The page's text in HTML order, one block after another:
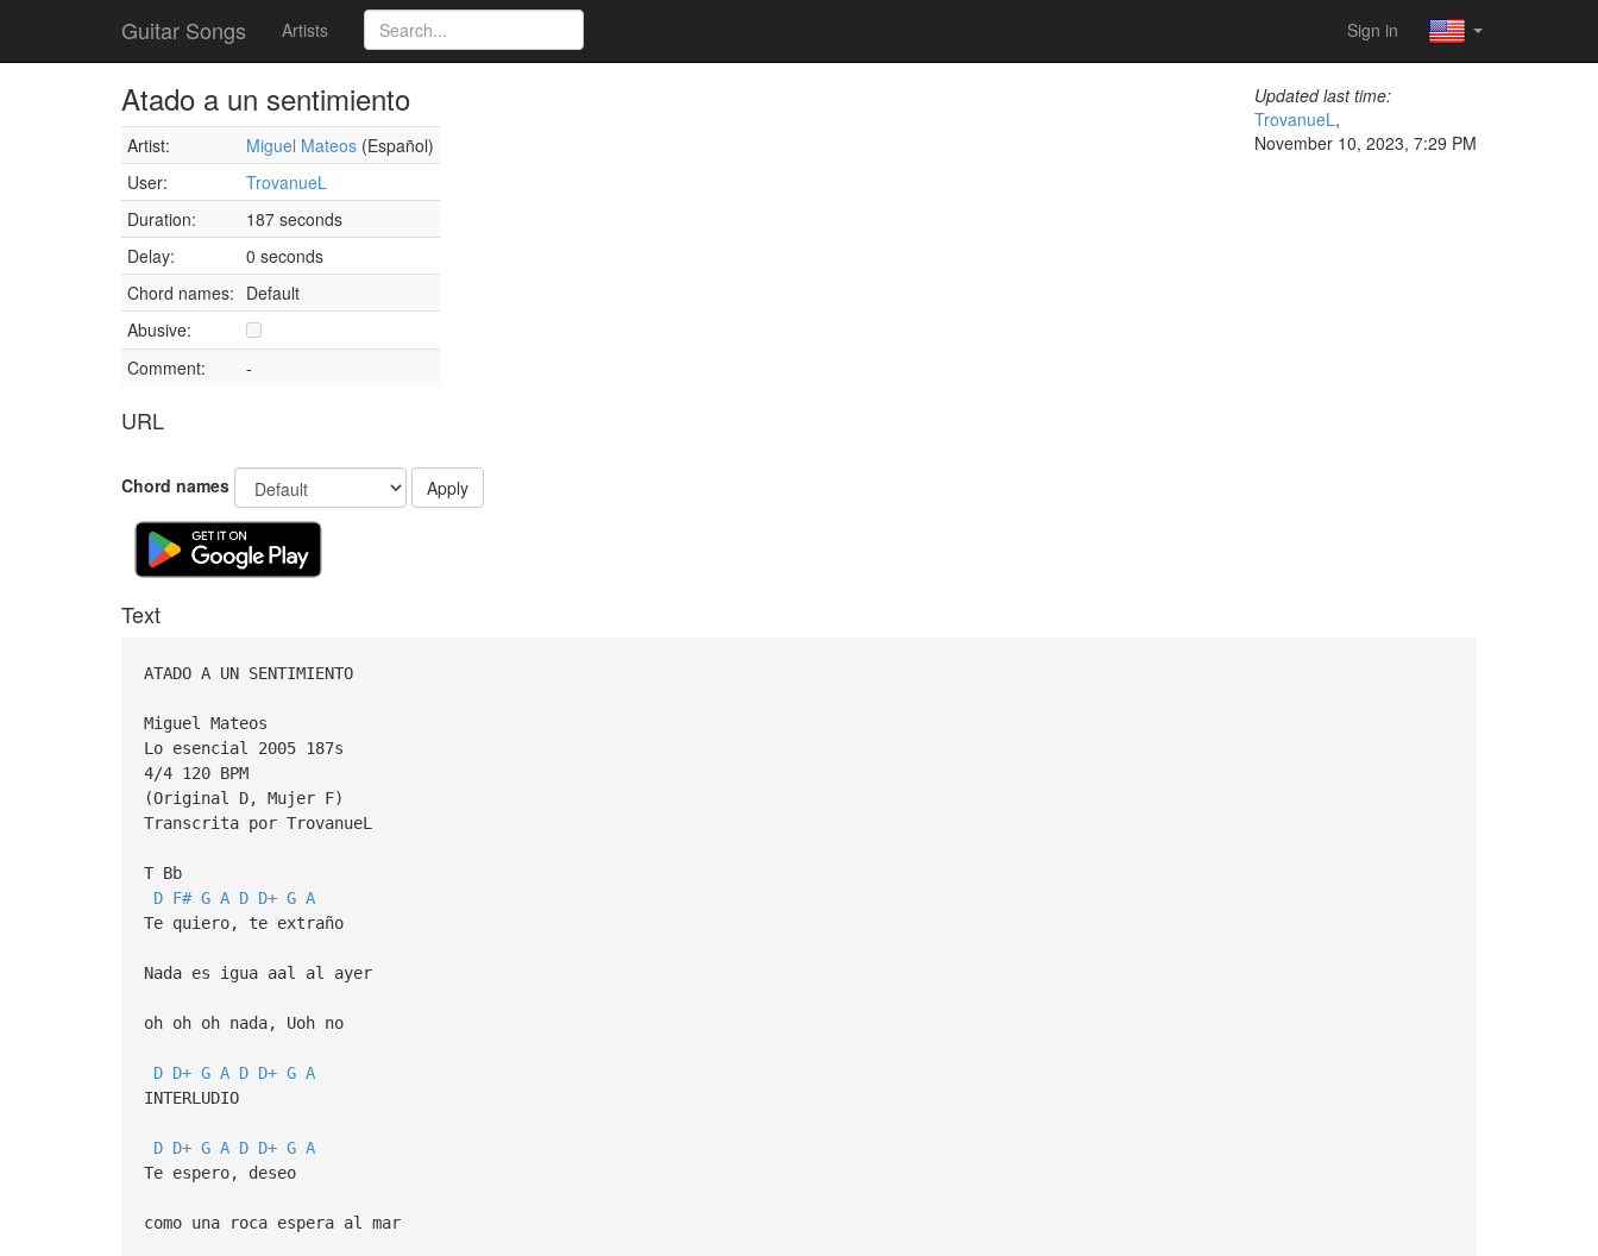
Guitar Songs Artists Sign in
Atado a un sentimiento
Artist: Miguel Mateos (Español)
User:
TrovanueL
Duration:
187 seconds
Delay:
0 seconds
Chord names: Default
Abusive:
Comment:
-
URL
Updated last time:
TrovanueL,
November 10, 2023, 7:29 PM
Chord names Apply
Text
ATADO A UN SENTIMIENTO
Miguel Mateos
Lo esencial 2005 187s
4/4 120 BPM
(Original D, Mujer F)
Transcrita por TrovanueL
T Bb
D F# G A D D+ G A
Te quiero, te extraño
Nada es igua aal al ayer
oh oh oh nada, Uoh no
D D+ G A D D+ G A
INTERLUDIO
D D+ G A D D+ G A
Te espero, deseo
como una roca espera al mar